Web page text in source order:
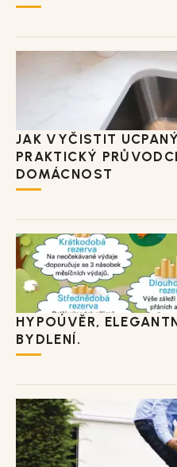
JAK VYČISTIT
PRAKTICKÝ
DOMÁCNOST
HYPOÚVĚR,
BYDLENÍ.